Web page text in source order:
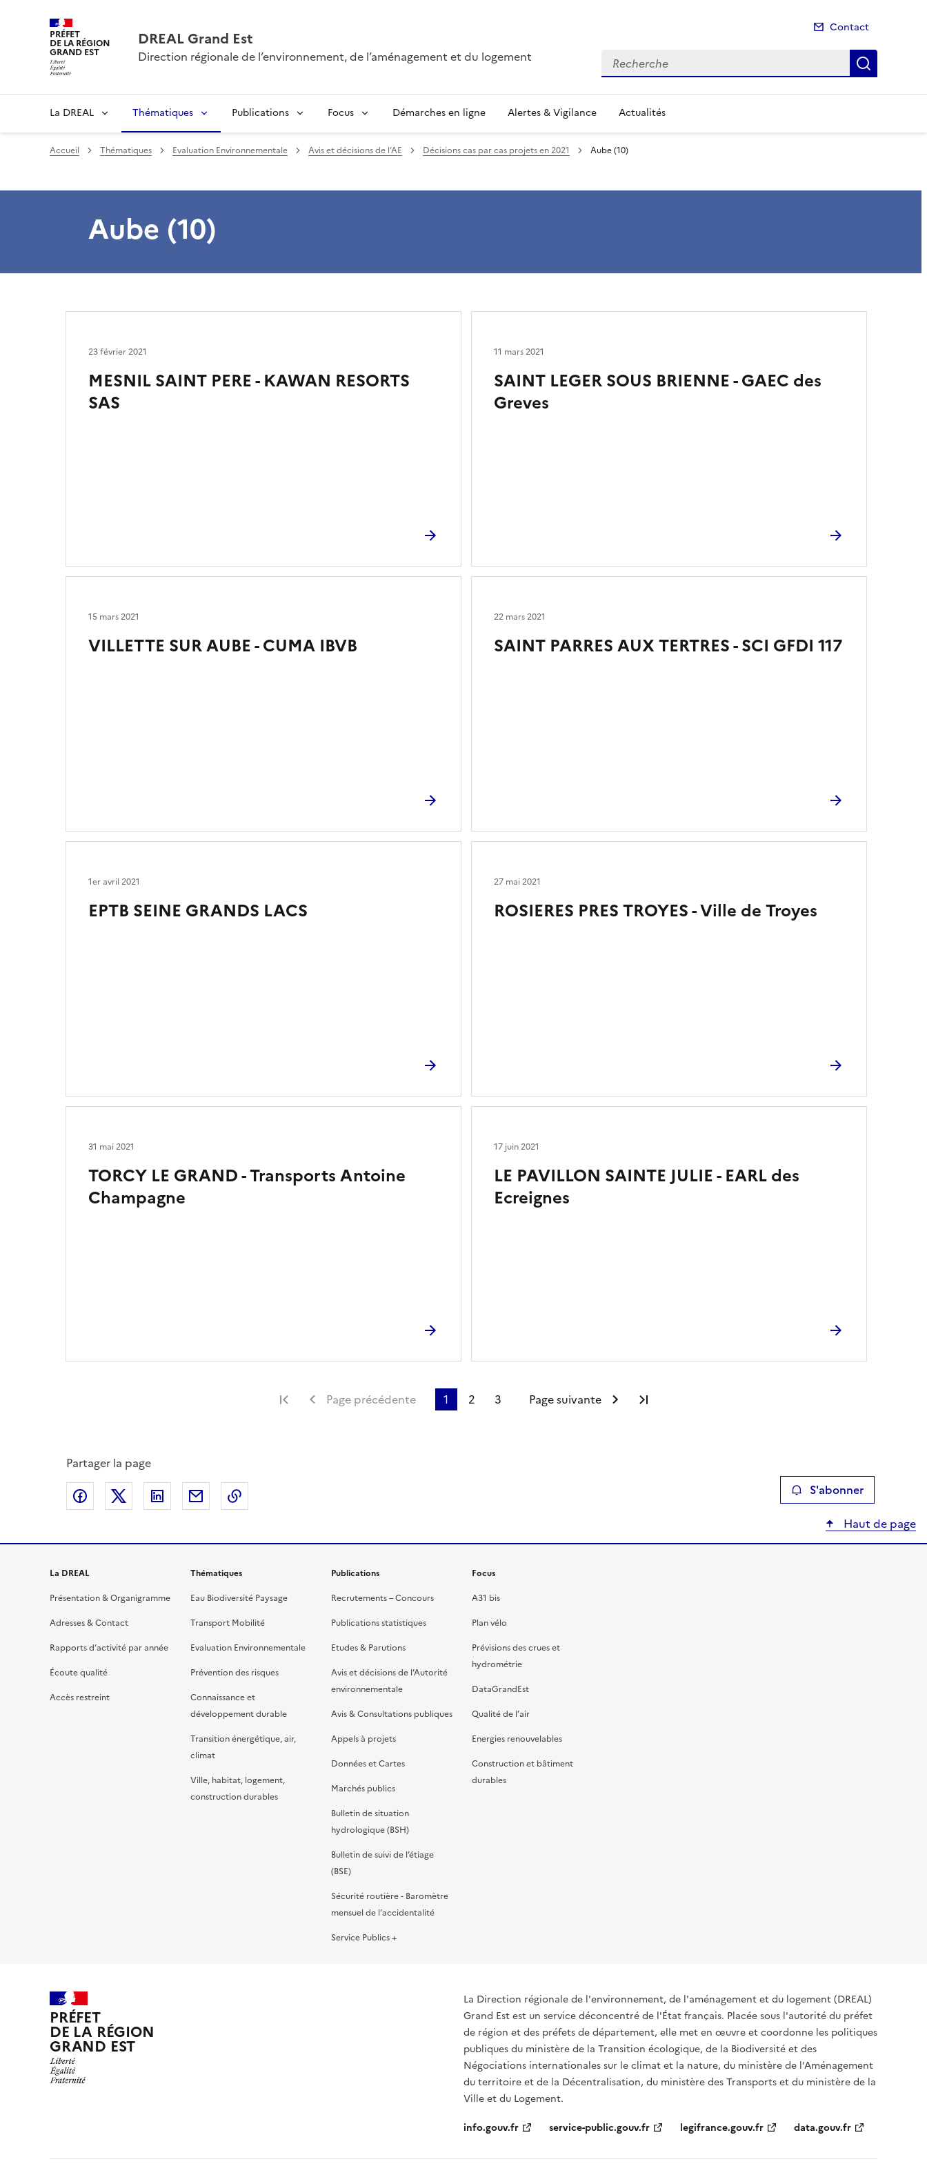
PRÉFET
DE LA RÉGION
GRAND EST
DREAL Grand Est
Direction régionale de l’environnement, de l’aménagement et du logement
Contact
Recherche
La DREAL Thématiques Publications Focus Démarches en ligne Alertes & Vigilance Actualités
Accueil Thématiques Evaluation Environnementale Avis et décisions de l’AE Décisions cas par cas projets en 2021 Aube (10)
Aube (10)
MESNIL SAINT PERE - KAWAN RESORTS
SAS
23 février 2021
SAINT LEGER SOUS BRIENNE - GAEC des
Greves
11 mars 2021
VILLETTE SUR AUBE - CUMA IBVB
15 mars 2021
SAINT PARRES AUX TERTRES - SCI GFDI 117
22 mars 2021
EPTB SEINE GRANDS LACS
1er avril 2021
ROSIERES PRES TROYES - Ville de Troyes
27 mai 2021
TORCY LE GRAND - Transports Antoine
Champagne
31 mai 2021
LE PAVILLON SAINTE JULIE - EARL des
Ecreignes
17 juin 2021
Première page
Page précédente 1 2 3 Page suivante
Partager la page
Partager sur Facebook
Partager sur XPartager sur LinkedIn
Partager par email S'abonner
Haut de page
La DREAL
Présentation & Organigramme
Adresses & Contact
Rapports d’activité par année
Écoute qualité
Accès restreint
Thématiques
Eau Biodiversité Paysage
Transport Mobilité
Evaluation Environnementale
Prévention des risques
Connaissance et
développement durable
Transition énergétique, air,
climat
Ville, habitat, logement,
construction durables
Publications
Recrutements – Concours
Publications statistiques
Etudes & Parutions
Avis et décisions de l’Autorité
environnementale
Avis & Consultations publiques
Appels à projets
Données et Cartes
Marchés publics
Bulletin de situation
hydrologique (BSH)
Bulletin de suivi de l’étiage
(BSE)
Sécurité routière - Baromètre
mensuel de l’accidentalité
Service Publics +
Focus
A31 bis
Plan vélo
Prévisions des crues et
hydrométrie
DataGrandEst
Qualité de l’air
Energies renouvelables
Construction et bâtiment
durables
PRÉFET
DE LA RÉGION
GRAND EST
La Direction régionale de l'environnement, de l'aménagement et du logement (DREAL)
Grand Est est un service déconcentré de l'État français. Placée sous l'autorité du préfet
de région et des préfets de département, elle met en œuvre et coordonne les politiques
publiques du ministère de la Transition écologique, de la Biodiversité et des
Négociations internationales sur le climat et la nature, du ministère de l’Aménagement
du territoire et de la Décentralisation, du ministère des Transports et du ministère de la
Ville et du Logement.
info.gouv.fr
service-public.gouv.fr legifrance.gouv.fr data.gouv.fr